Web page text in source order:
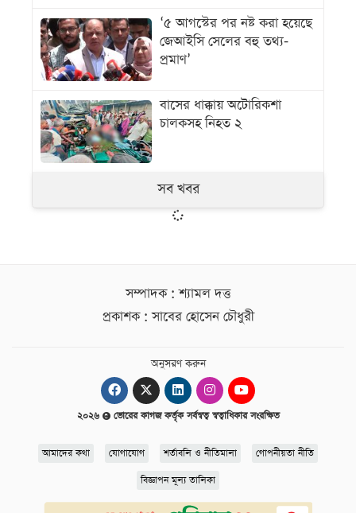
‘৫ আগস্টের পর নষ্ট করা হয়েছে
জেআইসি সেলের বহু তথ্য-
প্রমাণ’
বাসের ধাক্কায় অটোরিকশা
চালকসহ নিহত ২
সব খবর
সম্পাদক : শ্যামল দত্ত
প্রকাশক : সাবের হোসেন চৌধুরী
অনুসরণ করুন
২০২৬ ভোরের কাগজ কর্তৃক সর্বস্বত্ব স্বত্বাধিকার সংরক্ষিত
আমাদের কথা যোগাযোগ শর্তাবলি ও নীতিমালা গোপনীয়তা নীতি
বিজ্ঞাপন মূল্য তালিকা